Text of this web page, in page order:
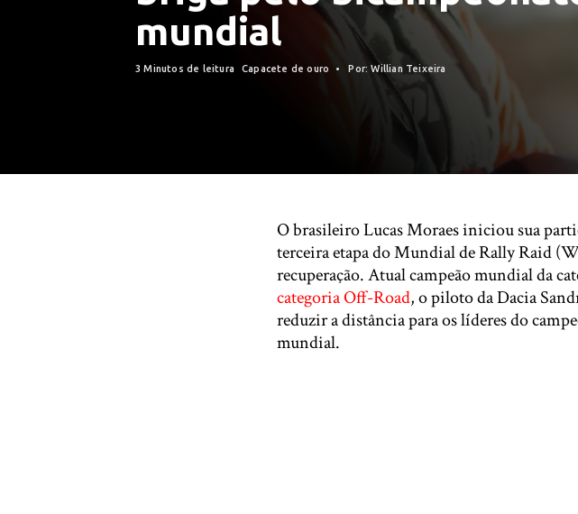
mundial
3 Minutos de leitura Capacete de ouro Por: Willian Teixeira
O brasileiro Lucas Moraes iniciou sua
terceira etapa do Mundial de Rally Raid
recuperação. Atual campeão mundial da
categoria Off-Road, o piloto da Dacia
reduzir a distância para os líderes do
mundial.